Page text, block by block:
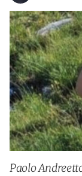
Paolo